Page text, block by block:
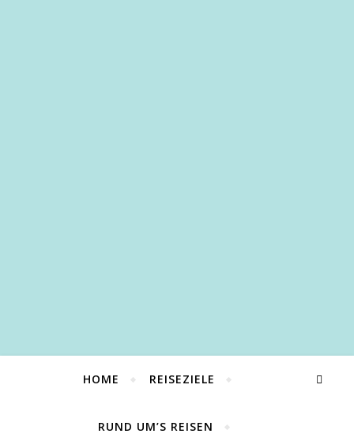
HOME REISEZIELE
RUND UM’S REISEN